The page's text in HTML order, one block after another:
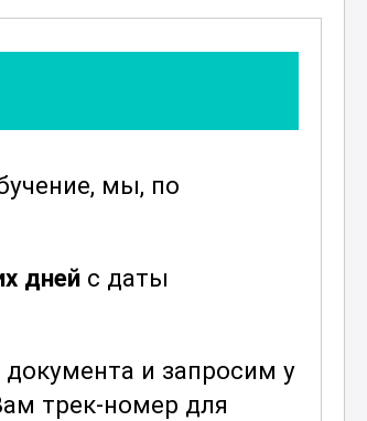
мы, по
дней с даты
и запросим у
трек-номер для